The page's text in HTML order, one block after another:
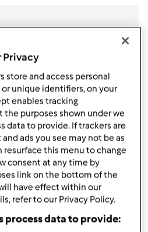
lista della spesa
serviranno
Privacy
store and access personal
unique identifiers, on your
enables tracking
purposes shown under we
data to provide. If trackers are
ads you see may not be as
resurface this menu to change
consent at any time by
link on the bottom of the
have effect within our
refer to our Privacy Policy.
process data to provide: